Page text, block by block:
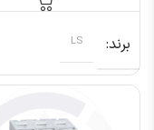
برند LS